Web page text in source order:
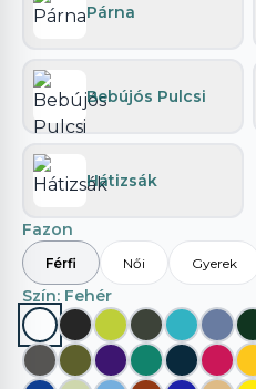
Párna
Bebújós Pulcsi
Hátizsák
Fazon
Férfi Női Gyerek
Szín: Fehér